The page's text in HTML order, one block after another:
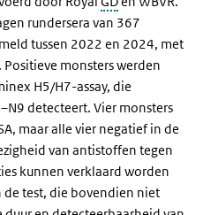
rundersera van 367
tussen 2022 en 2024, met
monsters werden
H5/H7-assay, die
detecteert. Vier monsters
maar alle vier negatief in de
van antistoffen tegen
kunnen verklaard worden
test, die bovendien niet